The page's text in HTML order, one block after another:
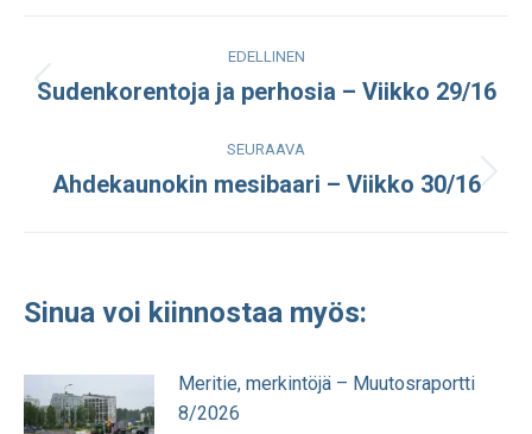
navigation
EDELLINEN
Edellinen
Sudenkorentoja ja perhosia – Viikko 29/16
SEURAAVA
Seuraava
Ahdekaunokin mesibaari – Viikko 30/16
Sinua voi kiinnostaa myös:
Meritie, merkintöjä – Muutosraportti
8/2026